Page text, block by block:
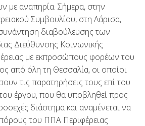
με αναπηρία. Σήμερα, στην
Συμβουλίου, στη Λάρισα,
διαβούλευσης των
Διεύθυνσης Κοινωνικής
με εκπροσώπους φορέων του
από όλη τη Θεσσαλία, οι οποίοι
τις παρατηρήσεις τους επί του
έργου, που θα υποβληθεί προς
διάστημα και αναμένεται να
του ΠΠΑ Περιφέρειας